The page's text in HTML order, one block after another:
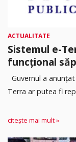
ACTUALITATE
Sistemul e-
funcțional
Guvernul a
Terra ar putea fi
citește mai mult »